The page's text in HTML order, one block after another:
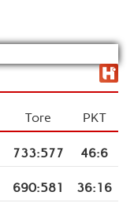
Tore PKT
733:577 46:6
690:581 36:16